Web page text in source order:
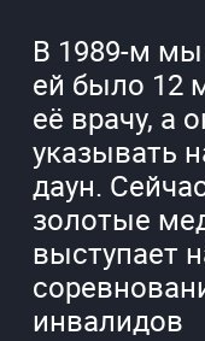
В 1989-м
ей было 12
её врачу, а
указывать
даун.
золотые
выступает
инвалидов